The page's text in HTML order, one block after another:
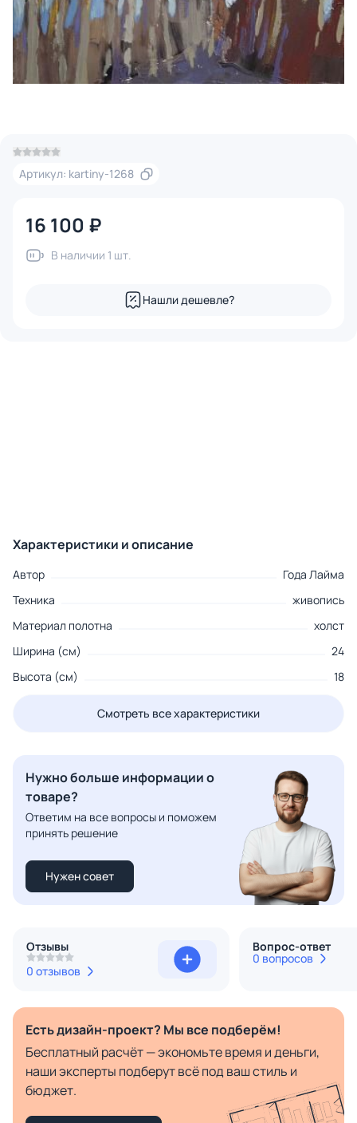
Артикул: kartiny-1268
16 100 ₽
В наличии 1 шт.
Нашли дешевле?
Характеристики и описание
Автор
Года Лайма
Техника
живопись
Материал полотна
холст
Ширина (см)
24
Высота (см)
18
Смотреть все характеристики
Нужно больше информации о
товаре?
Ответим на все вопросы и поможем
принять решение
Нужен совет
Отзывы
0 отзывов
Вопрос-ответ
0 вопросов
Есть дизайн-проект? Мы все подберём!
Бесплатный расчёт — экономьте время и деньги,
наши эксперты подберут всё под ваш стиль и
бюджет.